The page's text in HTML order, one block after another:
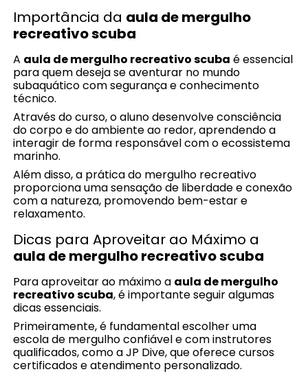
Importância da aula de mergulho
recreativo scuba
A aula de mergulho recreativo scuba é essencial
para quem deseja se aventurar no mundo
subaquático com segurança e conhecimento
técnico.
Através do curso, o aluno desenvolve consciência
do corpo e do ambiente ao redor, aprendendo a
interagir de forma responsável com o ecossistema
marinho.
Além disso, a prática do mergulho recreativo
proporciona uma sensação de liberdade e conexão
com a natureza, promovendo bem-estar e
relaxamento.
Dicas para Aproveitar ao Máximo a
aula de mergulho recreativo scuba
Para aproveitar ao máximo a aula de mergulho
recreativo scuba, é importante seguir algumas
dicas essenciais.
Primeiramente, é fundamental escolher uma
escola de mergulho confiável e com instrutores
qualificados, como a JP Dive, que oferece cursos
certificados e atendimento personalizado.